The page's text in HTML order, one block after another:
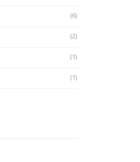
(6)
(2)
(1)
(1)